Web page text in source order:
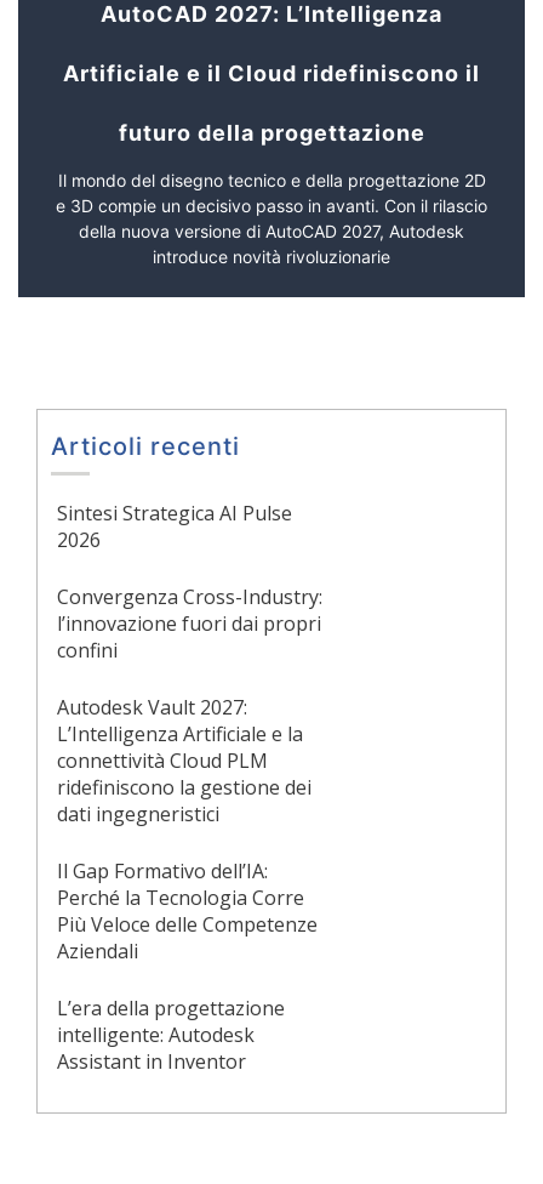
AutoCAD 2027: L’Intelligenza
Artificiale e il Cloud ridefiniscono il
futuro della progettazione
Il mondo del disegno tecnico e della progettazione 2D
e 3D compie un decisivo passo in avanti. Con il rilascio
della nuova versione di AutoCAD 2027, Autodesk
introduce novità rivoluzionarie
Articoli recenti
Sintesi Strategica AI Pulse
2026
Convergenza Cross-Industry:
l’innovazione fuori dai propri
confini
Autodesk Vault 2027:
L’Intelligenza Artificiale e la
connettività Cloud PLM
ridefiniscono la gestione dei
dati ingegneristici
Il Gap Formativo dell’IA:
Perché la Tecnologia Corre
Più Veloce delle Competenze
Aziendali
L’era della progettazione
intelligente: Autodesk
Assistant in Inventor